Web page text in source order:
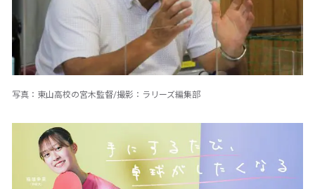
写真：東山高校の宮木監督/撮影：ラリーズ編集部